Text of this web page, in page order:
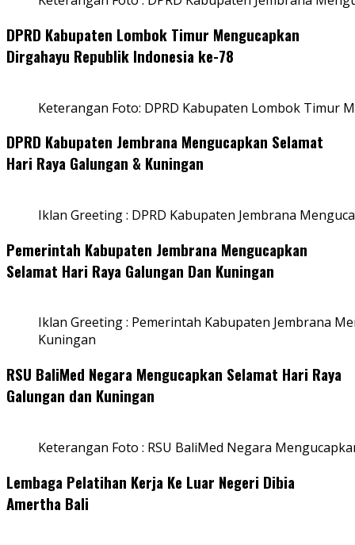
DPRD Kabupaten Lombok Timur Mengucapkan
Dirgahayu Republik Indonesia ke-78
Keterangan Foto: DPRD Kabupaten Lombok Timur
DPRD Kabupaten Jembrana Mengucapkan Selamat
Hari Raya Galungan & Kuningan
Iklan Greeting : DPRD Kabupaten Jembrana
Pemerintah Kabupaten Jembrana Mengucapkan
Selamat Hari Raya Galungan Dan Kuningan
Iklan Greeting : Pemerintah Kabupaten Jembrana
Kuningan
RSU BaliMed Negara Mengucapkan Selamat Hari Raya
Galungan dan Kuningan
Keterangan Foto : RSU BaliMed Negara
Lembaga Pelatihan Kerja Ke Luar Negeri Dibia
Amertha Bali